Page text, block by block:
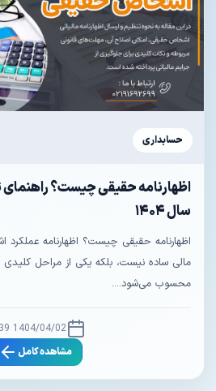
حسابداری
اظهارنامه حقیقی چیست؟ راهنمای
سال ۱۴۰۴
اظهارنامه حقیقی چیست؟ اظهارنامه
مالی ساده نیست، بلکه یکی از مراحل کلیدی
محسوب می‌شود....
1404/04/02 16:39
مشاهده کامل